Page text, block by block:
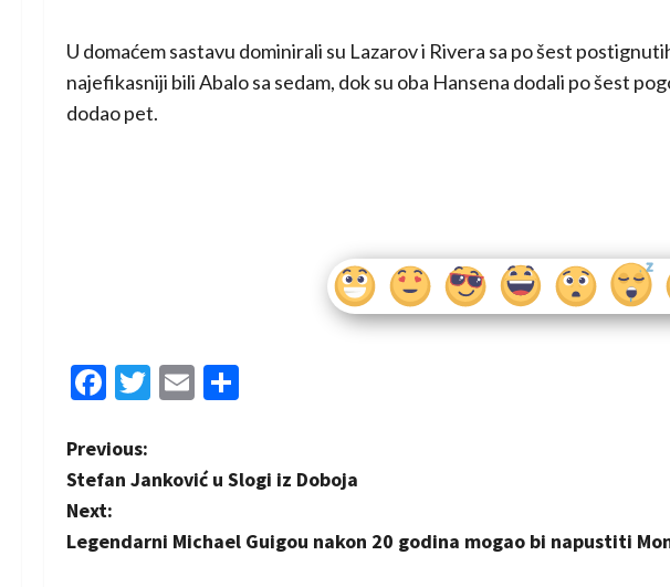
U domaćem sastavu dominirali su Lazarov i Rivera sa po šest
najefikasniji bili Abalo sa sedam, dok su oba Hansena dodali po šest
dodao pet.
Facebook
Twitter
Email
P
o
s
Previous:
Stefan Janković u Slogi iz Doboja
Next:
Legendarni Michael Guigou nakon 20 godina mogao bi napustiti